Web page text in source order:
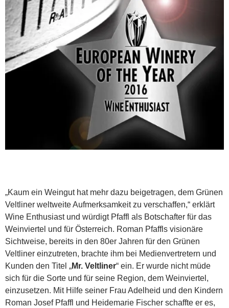
„Kaum ein Weingut hat mehr dazu beigetragen, dem Grünen
Veltliner weltweite Aufmerksamkeit zu verschaffen,“ erklärt
Wine Enthusiast und würdigt Pfaffl als Botschafter für das
Weinviertel und für Österreich. Roman Pfaffls visionäre
Sichtweise, bereits in den 80er Jahren für den Grünen
Veltliner einzutreten, brachte ihm bei Medienvertretern und
Kunden den Titel „Mr. Veltliner“ ein. Er wurde nicht müde
sich für die Sorte und für seine Region, dem Weinviertel,
einzusetzen. Mit Hilfe seiner Frau Adelheid und den Kindern
Roman Josef Pfaffl und Heidemarie Fischer schaffte er es,